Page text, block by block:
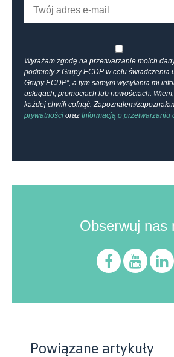
Wyrażam zgodę na przetwarzanie moich
podmioty z Grupy ECDP w celu świadczenia
Grupy ECDP”, a tym samym wysyłania mi
usługach, promocjach lub nowościach.
każdej chwili cofnąć. Zapoznałem/
prywatności oraz Informacją o przetwarzaniu
Obserwuj nas
Powiązane artykuły